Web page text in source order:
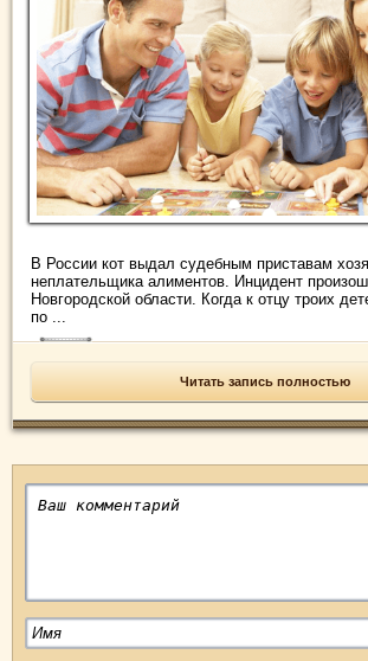
В России кот выдал судебным приставам
неплательщика алиментов. Инцидент
Новгородской области. Когда к отцу троих
по ...
Читать запись полностью